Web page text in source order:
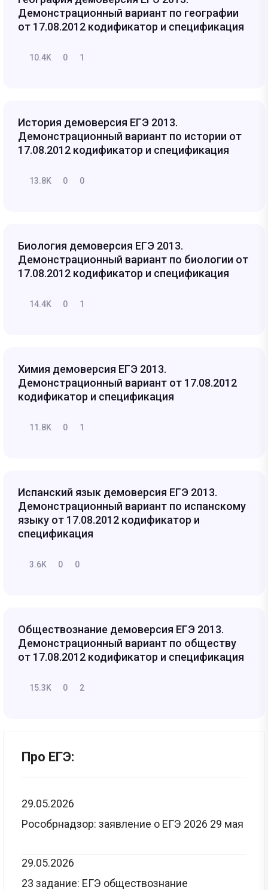
Демонстрационный вариант по географии
от 17.08.2012 кодификатор и спецификация
10.4K 0 1
История демоверсия ЕГЭ 2013.
Демонстрационный вариант по истории от
17.08.2012 кодификатор и спецификация
13.8K 0 0
Биология демоверсия ЕГЭ 2013.
Демонстрационный вариант по биологии от
17.08.2012 кодификатор и спецификация
14.4K 0 1
Химия демоверсия ЕГЭ 2013.
Демонстрационный вариант от 17.08.2012
кодификатор и спецификация
11.8K 0 1
Испанский язык демоверсия ЕГЭ 2013.
Демонстрационный вариант по испанскому
языку от 17.08.2012 кодификатор и
спецификация
3.6K 0 0
Обществознание демоверсия ЕГЭ 2013.
Демонстрационный вариант по обществу
от 17.08.2012 кодификатор и спецификация
15.3K 0 2
Про ЕГЭ:
29.05.2026
Рособрнадзор: заявление о ЕГЭ 2026 29 мая
29.05.2026
23 задание: ЕГЭ обществознание